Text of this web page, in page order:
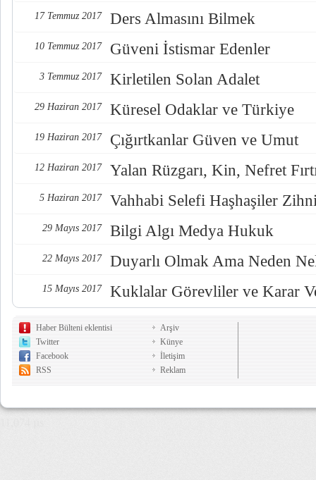
17 Temmuz 2017 Ders Almasını Bilmek
10 Temmuz 2017 Güveni İstismar Edenler
3 Temmuz 2017 Kirletilen Solan Adalet
29 Haziran 2017 Küresel Odaklar ve Türkiye
19 Haziran 2017 Çığırtkanlar Güven ve Umut
12 Haziran 2017 Yalan Rüzgarı, Kin, Nefret
5 Haziran 2017 Vahhabi Selefi Haşhaşiler
29 Mayıs 2017 Bilgi Algı Medya Hukuk
22 Mayıs 2017 Duyarlı Olmak Ama Neden
15 Mayıs 2017 Kuklalar Görevliler ve Karar
Haber Bülteni eklentisi
Twitter
Facebook
RSS
Arşiv
Künye
İletişim
Reklam